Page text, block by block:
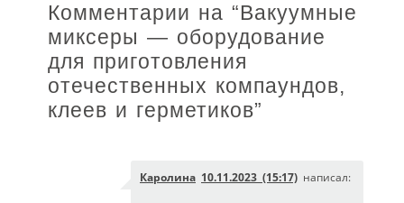
Комментарии на “Вакуумные
миксеры — оборудование
для приготовления
отечественных компаундов,
клеев и герметиков”
Каролина 10.11.2023 (15:17) написал: